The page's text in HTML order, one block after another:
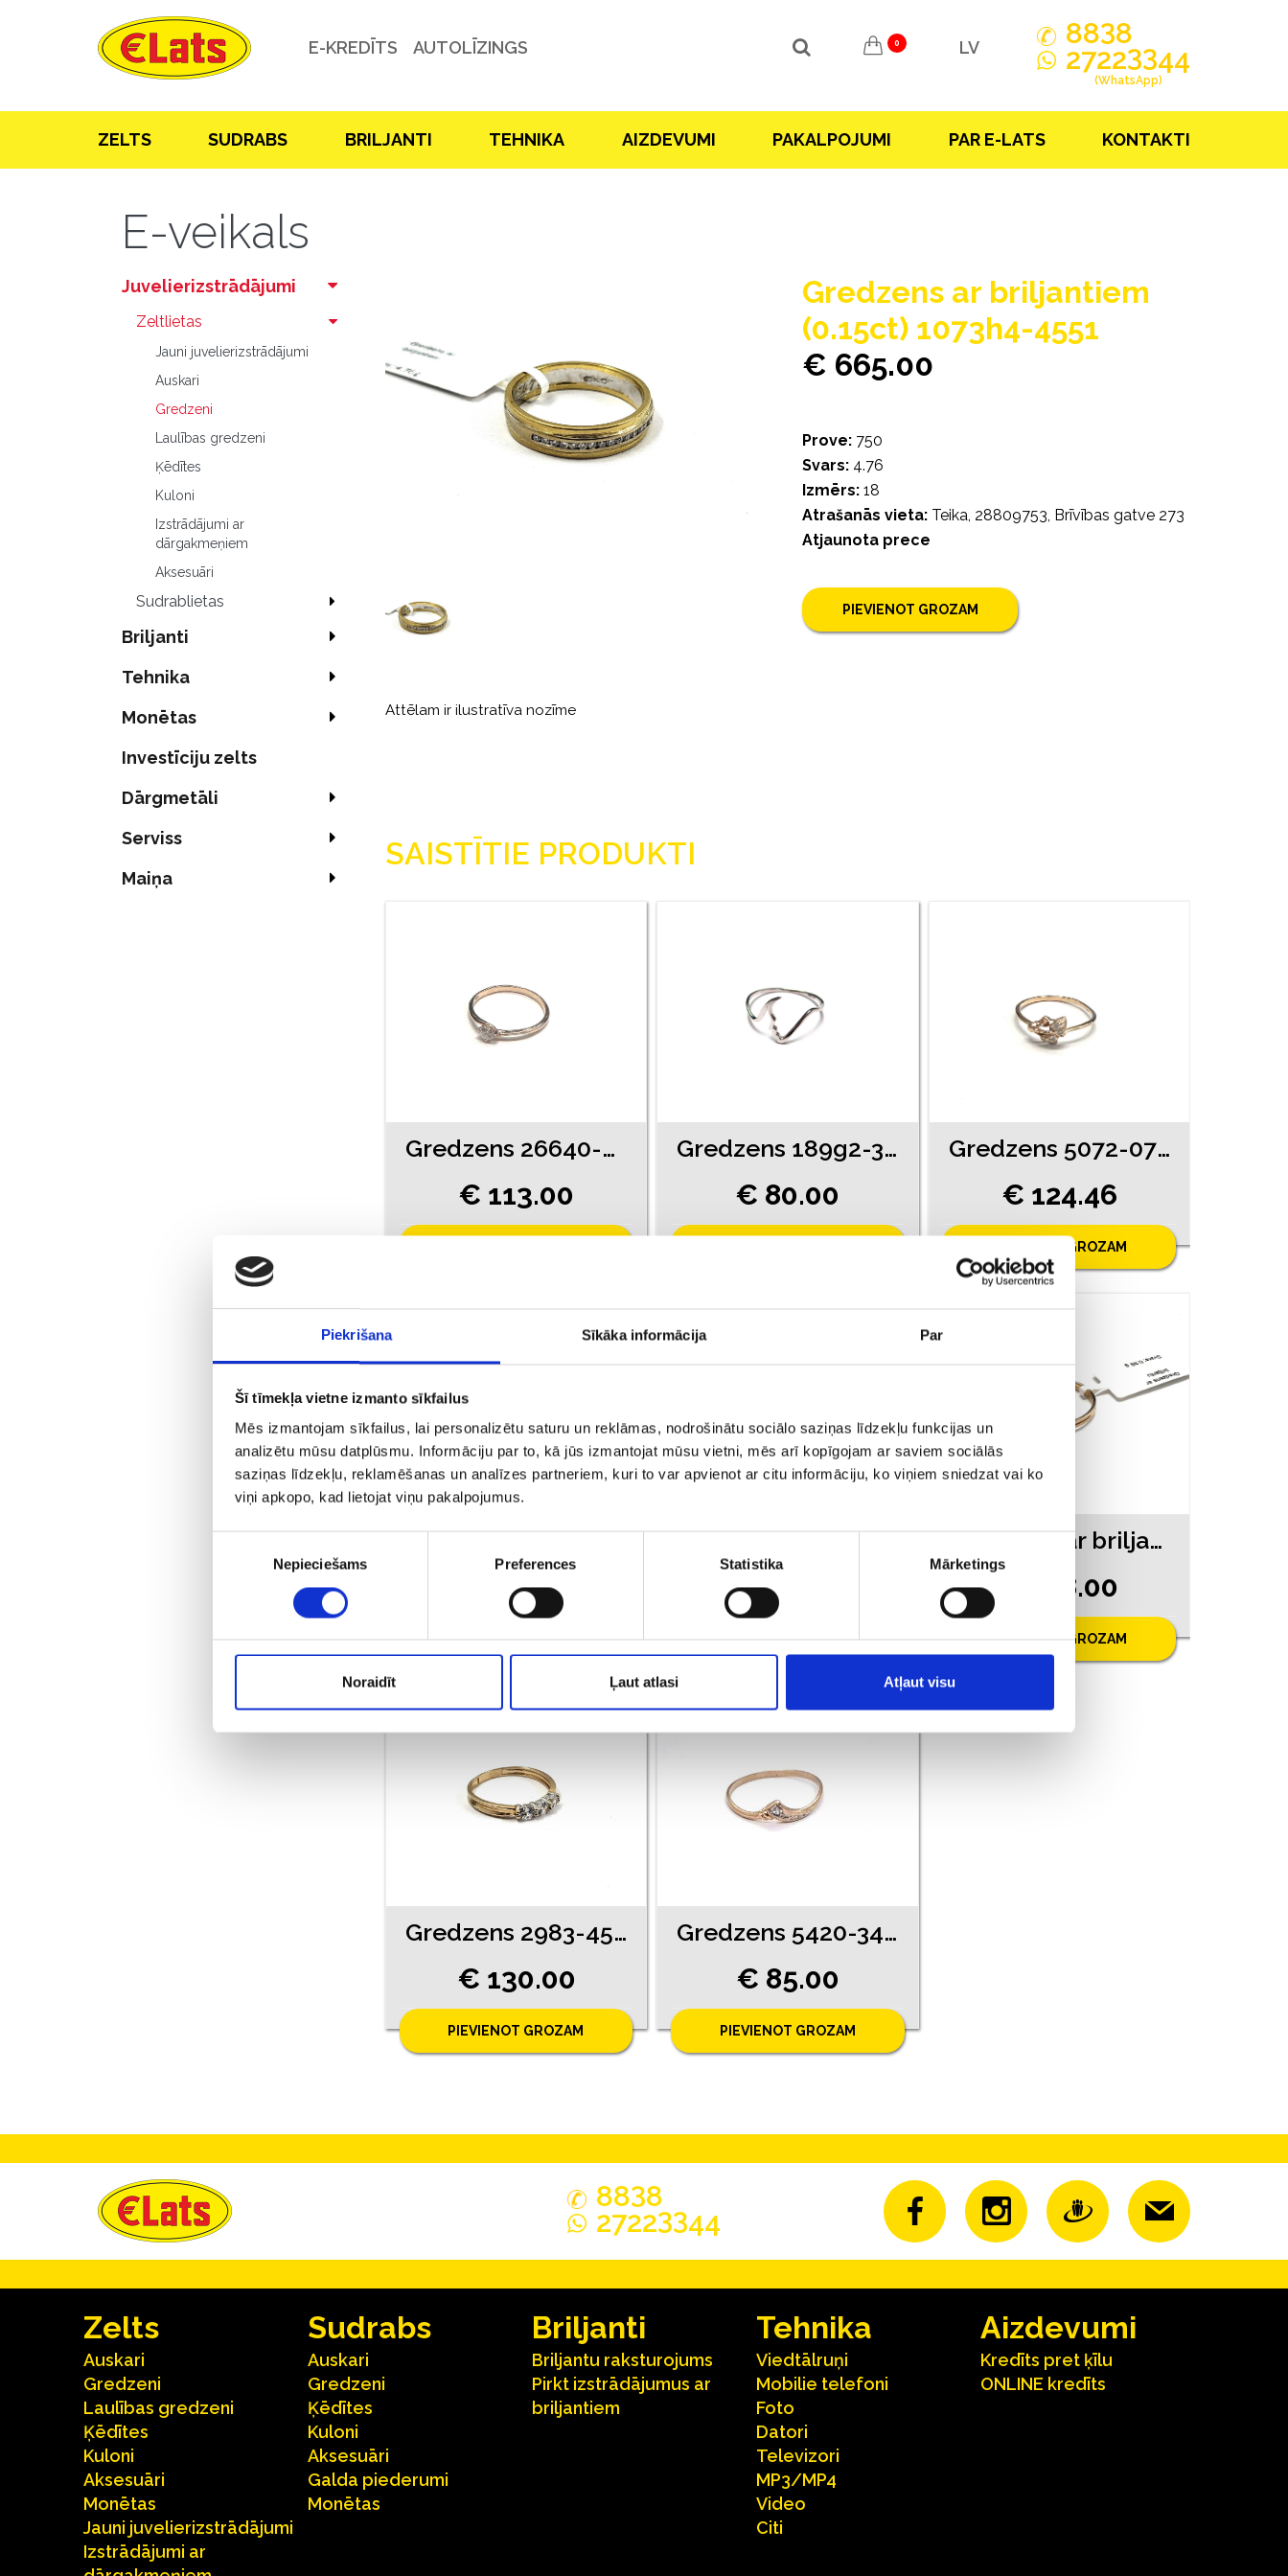
Piekrišana Sīkāka informācija Par
Šī tīmekļa vietne izmanto sīkfailus
Mēs izmantojam sīkfailus, lai personalizētu saturu un reklāmas, nodrošinātu sociālo saziņas līdzekļu funkcijas un
analizētu mūsu datplūsmu. Informāciju par to, kā jūs izmantojat mūsu vietni, mēs arī kopīgojam ar saviem sociālās
saziņas līdzekļu, reklamēšanas un analīzes partneriem, kuri to var apvienot ar citu informāciju, ko viņiem sniedzat vai ko
viņi apkopo, kad lietojat viņu pakalpojumus.
Nepieciešams Preferences Statistika Mārketings
Noraidīt Ļaut atlasi Atļaut visu
E-KREDĪTS AUTOLĪZINGS 0 LV 8838
27223344
(WhatsApp)
ZELTS SUDRABS BRILJANTI TEHNIKA AIZDEVUMI PAKALPOJUMI PAR E-LATS KONTAKTI
E-veikals
Juvelierizstrādājumi
Zeltlietas
Jauni juvelierizstrādājumi
Auskari
Gredzeni
Laulības gredzeni
Ķēdītes
Kuloni
Izstrādājumi ar
dārgakmeņiem
Aksesuāri
Sudrablietas
Briljanti
Tehnika
Monētas
Investīciju zelts
Dārgmetāli
Serviss
Maiņa
Attēlam ir ilustratīva nozīme
Gredzens ar briljantiem
(0.15ct) 1073h4-4551
€ 665.00
Prove: 750
Svars: 4.76
Izmērs: 18
Atrašanās vieta: Teika, 28809753, Brīvības gatve 273
Atjaunota prece
PIEVIENOT GROZAM
SAISTĪTIE PRODUKTI
Gredzens 26640-0751
€ 113.00
Gredzens 189g2-3461
€ 80.00
Gredzens 5072-0761
€ 124.46
PIEVIENOT GROZAM
Gredzens 1990-3463
€ 115.00
PIEVIENOT GROZAM
Gredzens 191g6-3463
€ 16.00
PIEVIENOT GROZAM
Gredzens ar briljantiem (0.01ct) 3323-0763
€ 108.00
PIEVIENOT GROZAM
Gredzens 2983-4561
€ 130.00
PIEVIENOT GROZAM
Gredzens 5420-3461
€ 85.00
PIEVIENOT GROZAM
8838
27223344
Zelts
Auskari
Gredzeni
Laulības gredzeni
Ķēdītes
Kuloni
Aksesuāri
Monētas
Jauni juvelierizstrādājumi
Izstrādājumi ar
Sudrabs
Auskari
Gredzeni
Ķēdītes
Kuloni
Aksesuāri
Galda piederumi
Monētas
Briljanti
Briljantu raksturojums
Pirkt izstrādājumus ar
briljantiem
Tehnika
Viedtālruņi
Mobilie telefoni
Foto
Datori
Televizori
MP3/MP4
Video
Citi
Aizdevumi
Kredīts pret ķīlu
ONLINE kredīts